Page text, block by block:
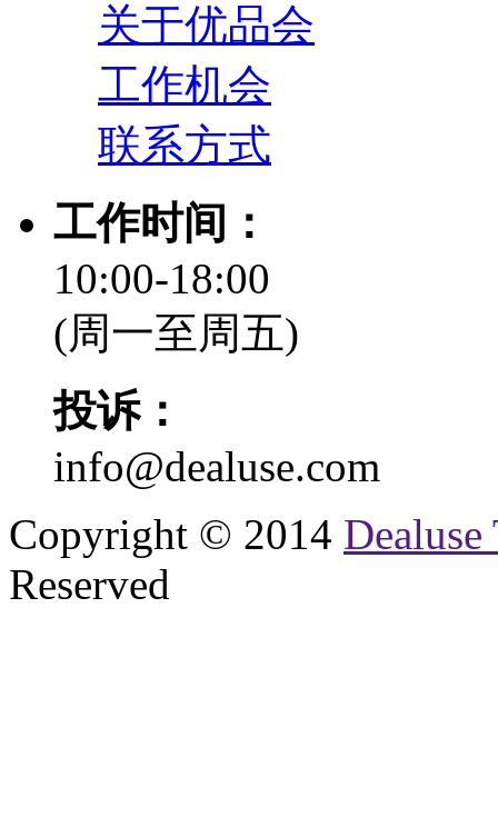
关于优品会
工作机会
联系方式
工作时间：
10:00-18:00
(周一至周五)
投诉：
info@dealuse.com
Copyright © 2014
Reserved